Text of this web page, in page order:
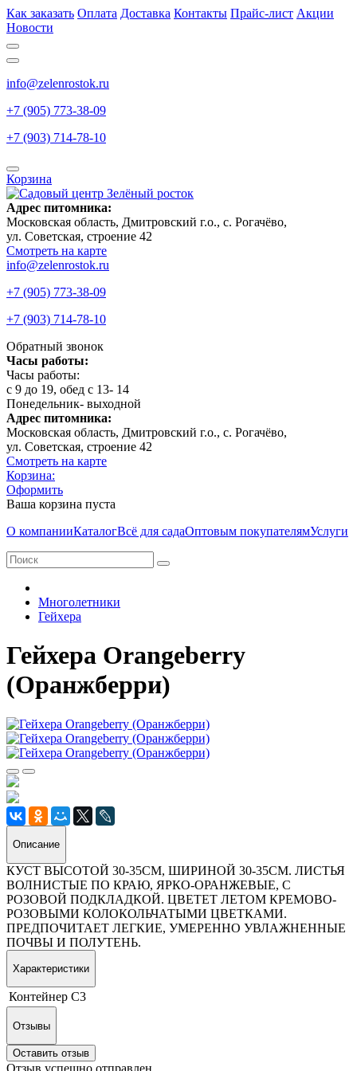
Как заказать Оплата Доставка Контакты Прайс-лист Акции
Новости
info@zelenrostok.ru
+7 (905) 773-38-09
+7 (903) 714-78-10
Корзина
Адрес питомника:
Московская область, Дмитровcкий г.о., с. Рогачёво,
ул. Советская, строение 42
Смотреть на карте
info@zelenrostok.ru
+7 (905) 773-38-09
+7 (903) 714-78-10
Обратный звонок
Часы работы:
Часы работы:
с 9 до 19, обед с 13- 14
Понедельник- выходной
Адрес питомника:
Московская область, Дмитровcкий г.о., с. Рогачёво,
ул. Советская, строение 42
Смотреть на карте
Корзина:
Оформить
Ваша корзина пуста
О компанииКаталогВсё для садаОптовым покупателямУслуги
Многолетники
Гейхера
Гейхера Orangeberry
(Оранжберри)
Описание
КУСТ ВЫСОТОЙ 30-35СМ, ШИРИНОЙ 30-35СМ. ЛИСТЬЯ
ВОЛНИСТЫЕ ПО КРАЮ, ЯРКО-ОРАНЖЕВЫЕ, С
РОЗОВОЙ ПОДКЛАДКОЙ. ЦВЕТЕТ ЛЕТОМ КРЕМОВО-
РОЗОВЫМИ КОЛОКОЛЬЧАТЫМИ ЦВЕТКАМИ.
ПРЕДПОЧИТАЕТ ЛЕГКИЕ, УМЕРЕННО УВЛАЖНЕННЫЕ
ПОЧВЫ И ПОЛУТЕНЬ.
Характеристики
Контейнер С3
Отзывы
Оставить отзыв
Отзыв успешно отправлен.